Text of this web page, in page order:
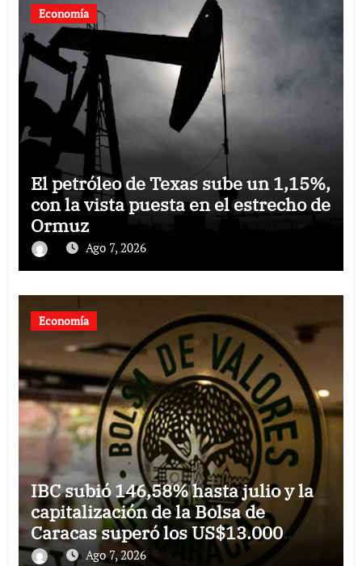
Economía
El petróleo de Texas sube un 1,15%,
con la vista puesta en el estrecho de
Ormuz
Ago 7, 2026
Economía
IBC subió 146,58% hasta julio y la
capitalización de la Bolsa de
Caracas superó los US$13.000
millonesAgo 7, 2026